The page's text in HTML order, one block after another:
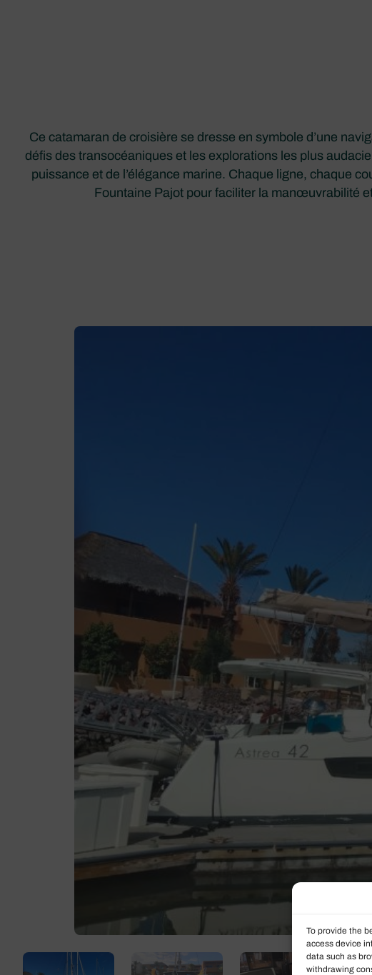
To provide the
access device
data such as
withdrawing
Ce catamaran de croisière se dresse en symbole d’une
défis des transocéaniques et les explorations les plus
puissance et de l’élégance marine. Chaque ligne, chaque
Fountaine Pajot pour faciliter la manœuvrabilité